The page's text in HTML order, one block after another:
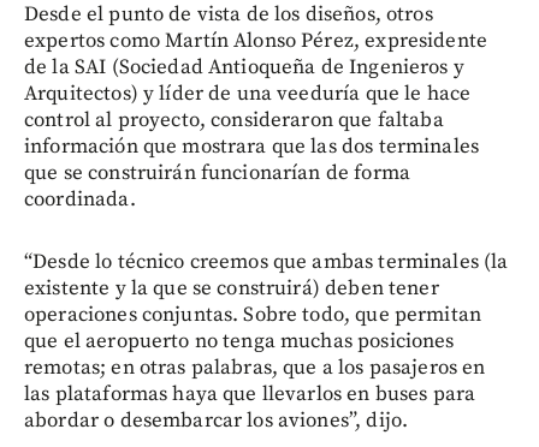
Desde el punto de vista de los diseños, otros
expertos como Martín Alonso Pérez, expresidente
de la SAI (Sociedad Antioqueña de Ingenieros y
Arquitectos) y líder de una veeduría que le hace
control al proyecto, consideraron que faltaba
información que mostrara que las dos terminales
que se construirán funcionarían de forma
coordinada.
“Desde lo técnico creemos que ambas terminales (la
existente y la que se construirá) deben tener
operaciones conjuntas. Sobre todo, que permitan
que el aeropuerto no tenga muchas posiciones
remotas; en otras palabras, que a los pasajeros en
las plataformas haya que llevarlos en buses para
abordar o desembarcar los aviones”, dijo.